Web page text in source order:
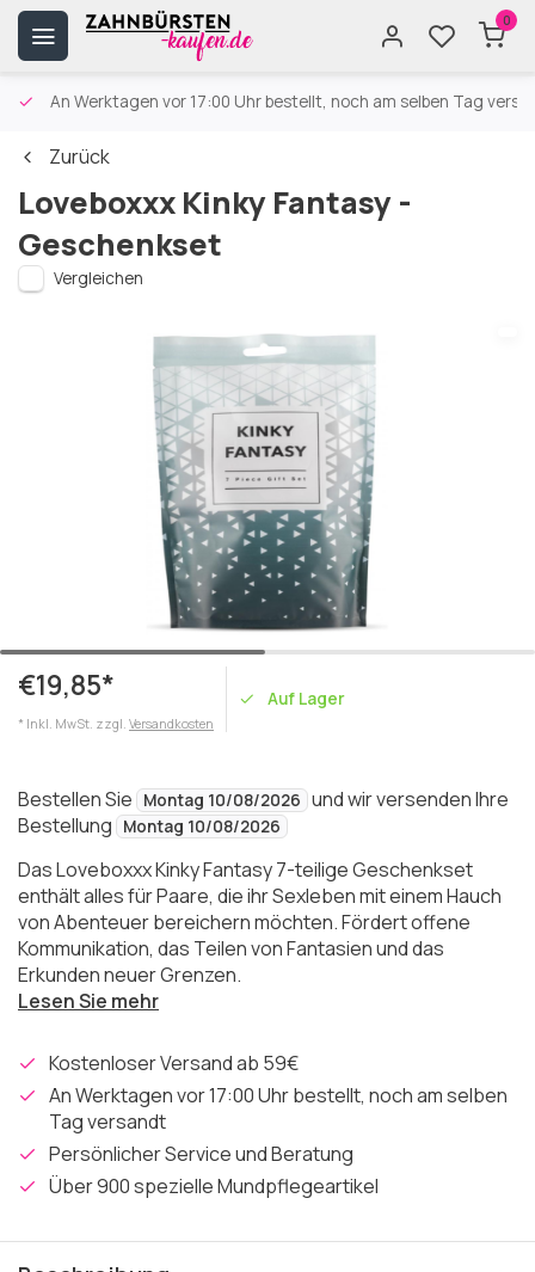
0
An Werktagen vor 17:00 Uhr bestellt, noch am selben Tag
Zurück
Loveboxxx Kinky Fantasy -
Geschenkset
Vergleichen
€19,85*
* Inkl. MwSt. zzgl. Versandkosten
Auf Lager
Bestellen Sie Montag 10/08/2026 und wir versenden Ihre
Bestellung
Montag 10/08/2026
Das Loveboxxx Kinky Fantasy 7-teilige Geschenkset
enthält alles für Paare, die ihr Sexleben mit einem Hauch
von Abenteuer bereichern möchten. Fördert offene
Kommunikation, das Teilen von Fantasien und das
Erkunden neuer Grenzen.
Lesen Sie mehr
Kostenloser Versand ab 59€
An Werktagen vor 17:00 Uhr bestellt, noch am selben
Tag versandt
Persönlicher Service und Beratung
Über 900 spezielle Mundpflegeartikel